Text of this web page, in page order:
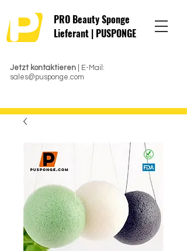
Jetzt kontaktieren | E-Mail:
sales@pusponge.com
PRO Beauty Sponge
Lieferant | PUSPONGE